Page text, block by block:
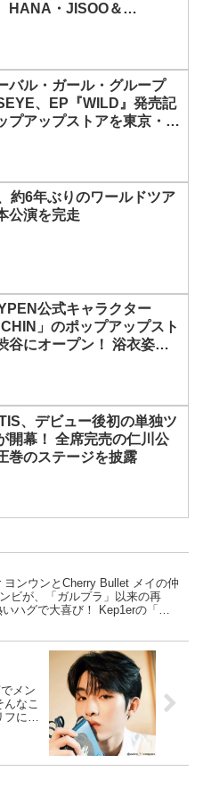
・JISOO＆
バル・ガール・グループ
、EP『WILD』発売記
プアップストアを東京・原
約6年ぶりのワールドツア
公演を完走
公式キャラクター
」のポップアップスト
谷にオープン！ 浴衣姿の
、デビュー後初の単独ツ
開幕！ 全席完売の仁川公
巻のステージを披露
ヨンウンとCherry Bullet メイの仲
ビが、「ガルプラ」以来の再
ハグで大喜び！ Kep1erの「WA
メン
なこ
にメ